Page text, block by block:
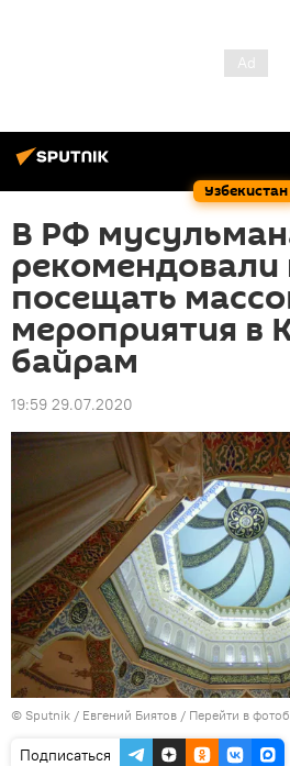
Узбекистан
В РФ
рекомендовали
посещать
мероприятия в
байрам
19:59 29.07.2020
© Sputnik / Евгений Биятов / Перейти в
Подписаться